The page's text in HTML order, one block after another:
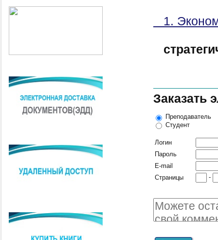
1.
Заказать
Преподаватель
Студент
Логин
Пароль
E-mail
Страницы
-